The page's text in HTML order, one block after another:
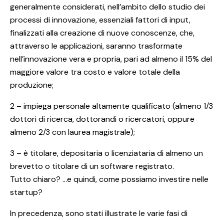
generalmente considerati, nell’ambito dello studio dei
processi di innovazione, essenziali fattori di input,
finalizzati alla creazione di nuove conoscenze, che,
attraverso le applicazioni, saranno trasformate
nell’innovazione vera e propria, pari ad almeno il 15% del
maggiore valore tra costo e valore totale della
produzione;
2 – impiega personale altamente qualificato (almeno 1/3
dottori di ricerca, dottorandi o ricercatori, oppure
almeno 2/3 con laurea magistrale);
3 – è titolare, depositaria o licenziataria di almeno un
brevetto o titolare di un software registrato.
Tutto chiaro? …e quindi, come possiamo investire nelle
startup?
In precedenza, sono stati illustrate le varie fasi di